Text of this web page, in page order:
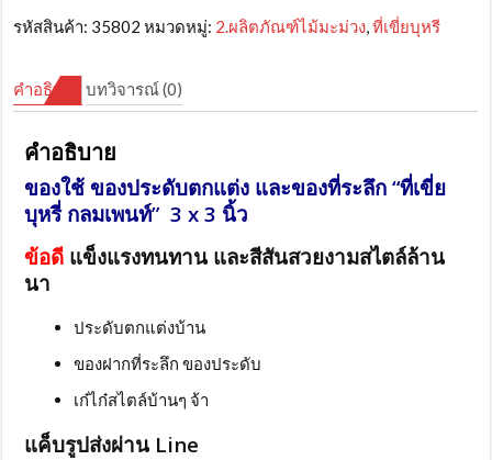
รหัสสินค้า: 35802 หมวดหมู่: 2.ผลิตภัณฑ์ไม้มะม่วง,ที่เขี่ยบุหรี
คำอธิบาย บทวิจารณ์ (0)
คำอธิบาย
ของใช้ ของประดับตกแต่ง และของที่ระลึก “ที่เขี่ย
บุหรี่ กลมเพนท์” 3 x 3 นิ้ว
ข้อดี แข็งแรงทนทาน และสีสันสวยงามสไตล์ล้าน
นา
ประดับตกแต่งบ้าน
ของฝากที่ระลึก ของประดับ
เก๋ไก๋สไตล์บ้านๆ จ้า
แค็บรูปส่งผ่าน Line